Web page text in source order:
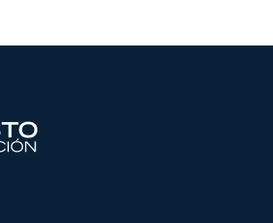
relacionados con el
Compartiremos su
las empresas que conforman
hacerle llegar la mejor